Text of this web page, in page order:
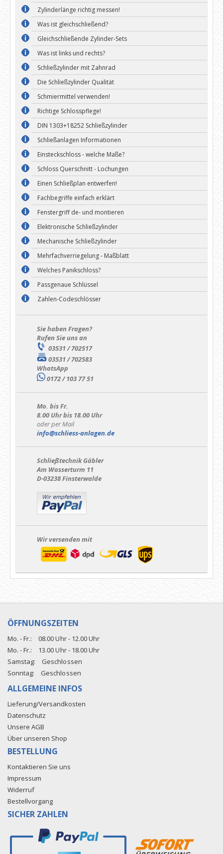
Zylinderlänge richtig messen!
Was ist gleichschließend?
Gleichschließende Zylinder-Sets
Was ist links und rechts?
Schließzylinder mit Zahnrad
Die Schließzylinder Qualität
Schmiermittel verwenden!
Richtige Schlosspflege!
DIN 1303+18252 Schließzylinder
Schließanlagen Informationen
Einsteckschloss - welche Maße?
Schloss Querschnitt - Lochungen
Einen Schließplan entwerfen!
Fachbegriffe einfach erklärt
Fenstergriff de- und montieren
Elektronische Schließzylinder
Mechanische Schließzylinder
Mehrfachverriegelung - Maßblatt
Welches Panikschloss?
Passgenaue Schlüssel
Zahlen-Codeschlösser
Sie haben Fragen?
Rufen Sie uns an
03531 / 702517
03531 / 702583
WhatsApp
0172 / 103 77 51
Mo. bis Fr.
8.00 Uhr bis 18.00 Uhr
oder per Mail
info@schliess-anlagen.de
Schließtechnik Gäbler
Am Wasserturm 11
D-03238 Finsterwalde
Wir versenden mit
ÖFFNUNGSZEITEN
Mo. - Fr.:
08.00 Uhr - 12.00 Uhr
Mo. - Fr.:
13.00 Uhr - 18.00 Uhr
Samstag:
Geschlossen
Sonntag:
Geschlossen
ALLGEMEINE INFOS
Lieferung/Versandkosten
Datenschutz
Unsere AGB
Über unseren Shop
BESTELLUNG
Kontaktieren Sie uns
Impressum
Widerruf
Bestellvorgang
SICHER ZAHLEN